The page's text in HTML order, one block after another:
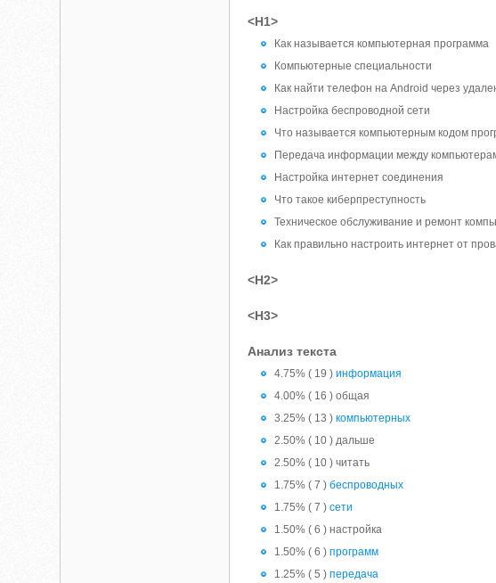
<H1>
Как называется компьютерная программа
Компьютерные специальности
Как найти телефон на Android через
Настройка беспроводной сети
Что называется компьютерным кодом
Передача информации между
Настройка интернет соединения
Что такое киберпреступность
Техническое обслуживание и ремонт
Как правильно настроить интернет от
<H2>
<H3>
Анализ текста
4.75% ( 19 )информация
4.00% ( 16 ) общая
3.25% ( 13 )компьютерных
2.50% ( 10 ) дальше
2.50% ( 10 ) читать
1.75% ( 7 )беспроводных
1.75% ( 7 )сети
1.50% ( 6 ) настройка
1.50% ( 6 )программ
1.25% ( 5 )передача